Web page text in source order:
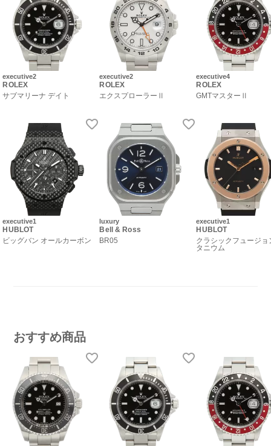
executive2
ROLEX
サブマリーナ デイト
executive1
HUBLOT
ビッグバン オールカーボン
executive2
ROLEX
エクスプローラーⅡ
luxury
Bell & Ross
BR05
executive4
ROLEX
GMTマスターⅡ
executive1
HUBLOT
クラシックフュージョ
タニウム
おすすめ商品